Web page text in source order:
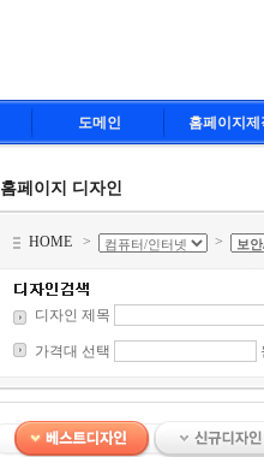
도메인 홈페이지제
홈페이지 디자인
HOME > >
디자인 제목
가격대 선택